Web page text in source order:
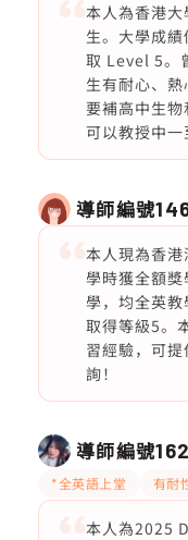
本人為香港
生。大學成
取 Level 5。
生有耐心、
要補高中生
可以教授中一
導師編號
本人現為香
學時獲全額
學，均全英
取得等級5。
習經驗，可
詢！
導師編號
*全英語上堂 有耐
本人為2025